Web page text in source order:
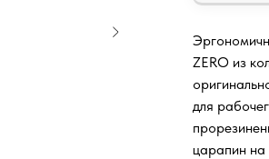
ZERO из
для
царапин на